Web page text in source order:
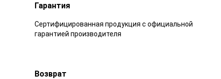
Гарантия
Сертифицированная продукция с официальной
гарантией производителя
Возврат